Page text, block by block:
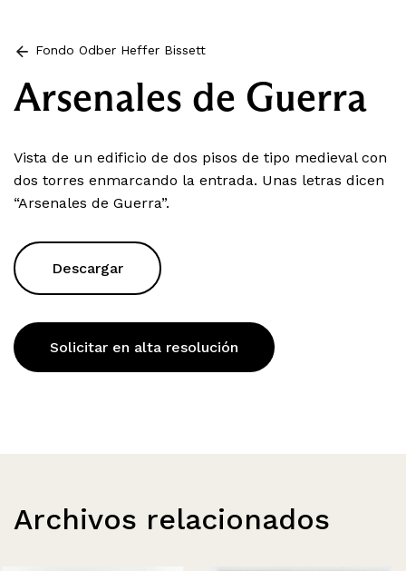
Fondo Odber Heffer Bissett
Arsenales de Guerra
Vista de un edificio de dos pisos de tipo medieval con
dos torres enmarcando la entrada. Unas letras dicen
“Arsenales de Guerra”.
Descargar
Solicitar en alta resolución
Archivos relacionados